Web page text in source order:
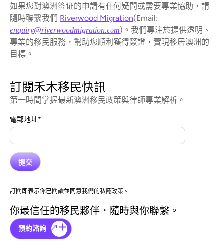
訂閱禾木移民快訊
第一時間掌握最新澳洲移民政策與律師專業解析。
電郵地址*
訂閱即表示你已閱讀並同意我們的私隱政策。
你最信任的移民夥伴．隨時與你聯繫。
預約諮詢
如果您對澳洲签证的申請有任何疑問或需要專業協助，請
隨時聯繫我們 Riverwood Migration(Email:
enquiry@riverwoodmigration.com)。我們專注於提供透明、
專業的移民服務，幫助您順利獲得簽證，實現移居澳洲的
目標。